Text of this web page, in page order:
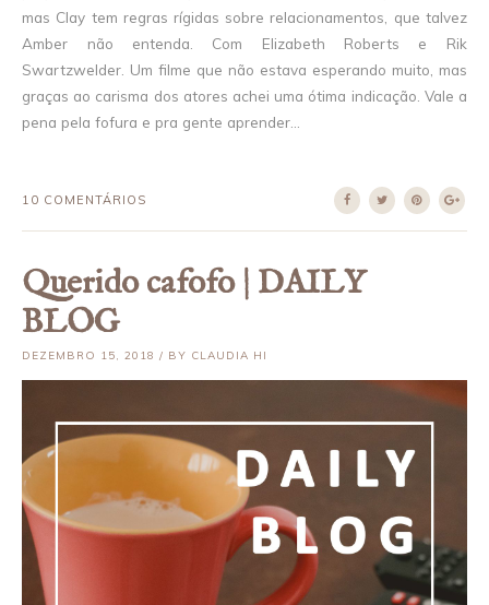
mas Clay tem regras rígidas sobre relacionamentos, que talvez
Amber não entenda. Com Elizabeth Roberts e Rik
Swartzwelder. Um filme que não estava esperando muito, mas
graças ao carisma dos atores achei uma ótima indicação. Vale a
pena pela fofura e pra gente aprender...
10 COMENTÁRIOS
Querido cafofo | DAILY
BLOG
DEZEMBRO 15, 2018 / BY CLAUDIA HI